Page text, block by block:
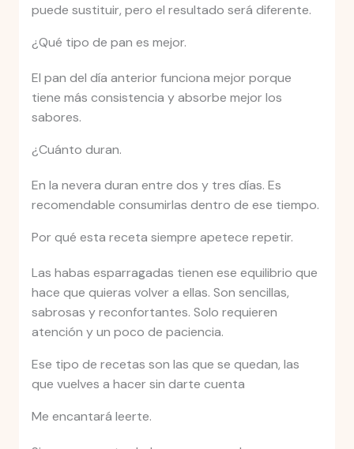
puede sustituir, pero el resultado será diferente.
¿Qué tipo de pan es mejor.
El pan del día anterior funciona mejor porque
tiene más consistencia y absorbe mejor los
sabores.
¿Cuánto duran.
En la nevera duran entre dos y tres días. Es
recomendable consumirlas dentro de ese tiempo.
Por qué esta receta siempre apetece repetir.
Las habas esparragadas tienen ese equilibrio que
hace que quieras volver a ellas. Son sencillas,
sabrosas y reconfortantes. Solo requieren
atención y un poco de paciencia.
Ese tipo de recetas son las que se quedan, las
que vuelves a hacer sin darte cuenta
Me encantará leerte.